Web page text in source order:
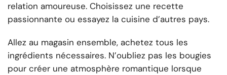
relation amoureuse. Choisissez une recette
passionnante ou essayez la cuisine d’autres pays.
Allez au magasin ensemble, achetez tous les
ingrédients nécessaires. N’oubliez pas les bougies
pour créer une atmosphère romantique lorsque